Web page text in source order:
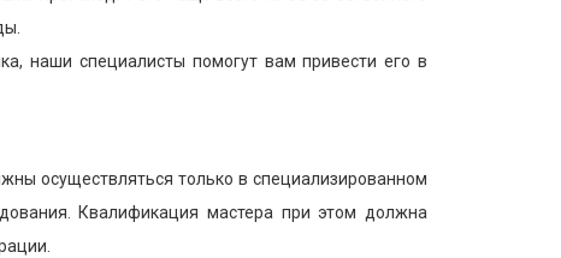
наши специалисты помогут вам привести его в
осуществляться только в специализированном
Квалификация мастера при этом должна